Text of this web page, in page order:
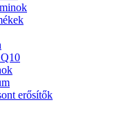
erősítők